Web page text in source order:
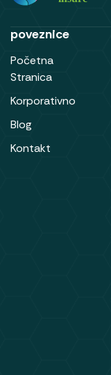
poveznice
Početna
Stranica
Korporativno
Blog
Kontakt